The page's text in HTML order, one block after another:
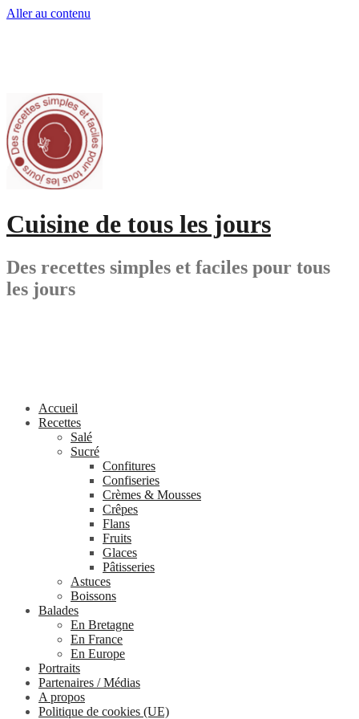
Aller au contenu
Cuisine de tous les jours
Des recettes simples et faciles pour tous
les jours
Accueil
Recettes
Salé
Sucré
Confitures
Confiseries
Crèmes & Mousses
Crêpes
Flans
Fruits
Glaces
Pâtisseries
Astuces
Boissons
Balades
En Bretagne
En France
En Europe
Portraits
Partenaires / Médias
A propos
Politique de cookies (UE)